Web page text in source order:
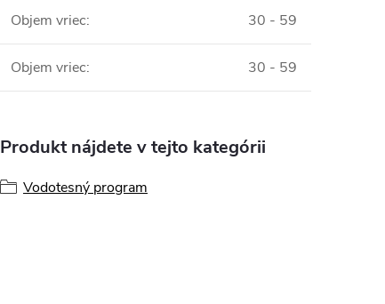
Objem vriec: 30 - 59
Objem vriec: 30 - 59
Produkt nájdete v tejto kategórii
Vodotesný program